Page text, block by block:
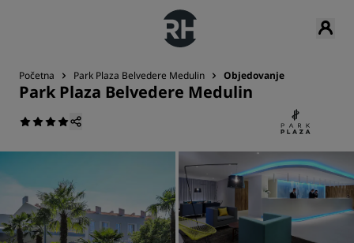
Početna Park Plaza Belvedere Medulin Objedovanje
Park Plaza Belvedere Medulin